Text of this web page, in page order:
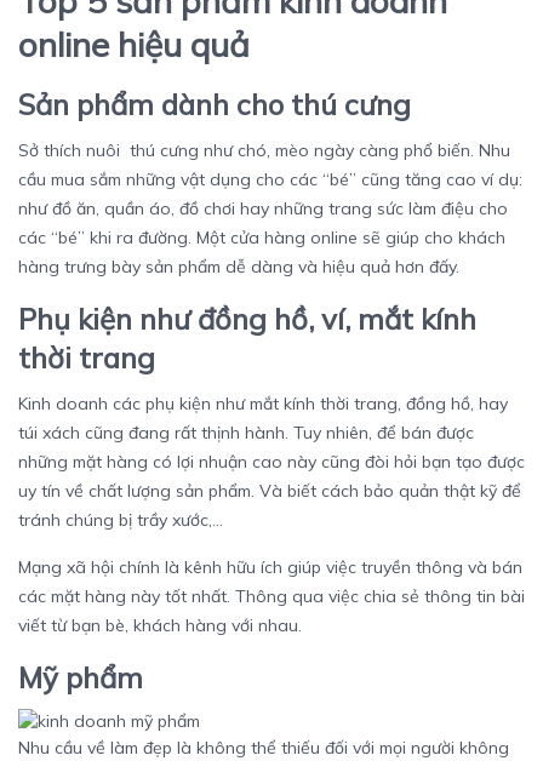
online hiệu quả
Sản phẩm dành cho thú cưng
Sở thích nuôi thú cưng như chó, mèo ngày càng phổ biến. Nhu
cầu mua sắm những vật dụng cho các “bé” cũng tăng cao ví dụ:
như đồ ăn, quần áo, đồ chơi hay những trang sức làm điệu cho
các “bé” khi ra đường. Một cửa hàng online sẽ giúp cho khách
hàng trưng bày sản phẩm dễ dàng và hiệu quả hơn đấy.
Phụ kiện như đồng hồ, ví, mắt kính
thời trang
Kinh doanh các phụ kiện như mắt kính thời trang, đồng hồ, hay
túi xách cũng đang rất thịnh hành. Tuy nhiên, để bán được
những mặt hàng có lợi nhuận cao này cũng đòi hỏi bạn tạo được
uy tín về chất lượng sản phẩm. Và biết cách bảo quản thật kỹ để
tránh chúng bị trầy xước,…
Mạng xã hội chính là kênh hữu ích giúp việc truyền thông và bán
các mặt hàng này tốt nhất. Thông qua việc chia sẻ thông tin bài
viết từ bạn bè, khách hàng với nhau.
Mỹ phẩm
Nhu cầu về làm đẹp là không thể thiếu đối với mọi người không